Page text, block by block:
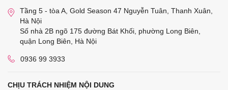
Tầng 5 - tòa A, Gold Season 47 Nguyễn Tuân, Thanh Xuân,
Hà Nội
Số nhà 2B ngõ 175 đường Bát Khối, phường Long Biên,
quận Long Biên, Hà Nội
0936 99 3933
CHỊU TRÁCH NHIỆM NỘI DUNG